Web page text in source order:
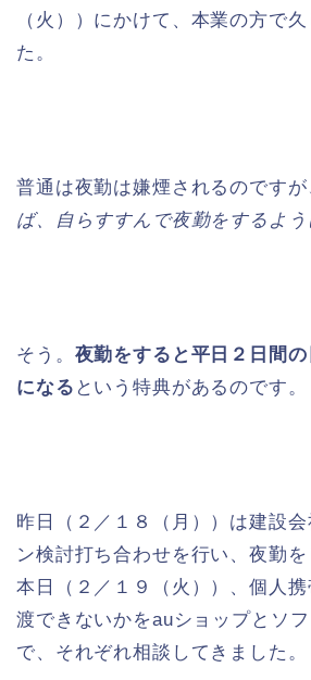
（火））にかけて、本業の方で
た。
普通は夜勤は嫌煙されるのですが
ば、自らすすんで夜勤をするよう
そう。 夜勤をすると平日２日間
になる という特典があるのです。
昨日（２／１８（月））は建設
ン検討打ち合わせを行い、夜勤
本日（２／１９（火））、個人
渡できないかをauショップとソ
で、それぞれ相談してきました。